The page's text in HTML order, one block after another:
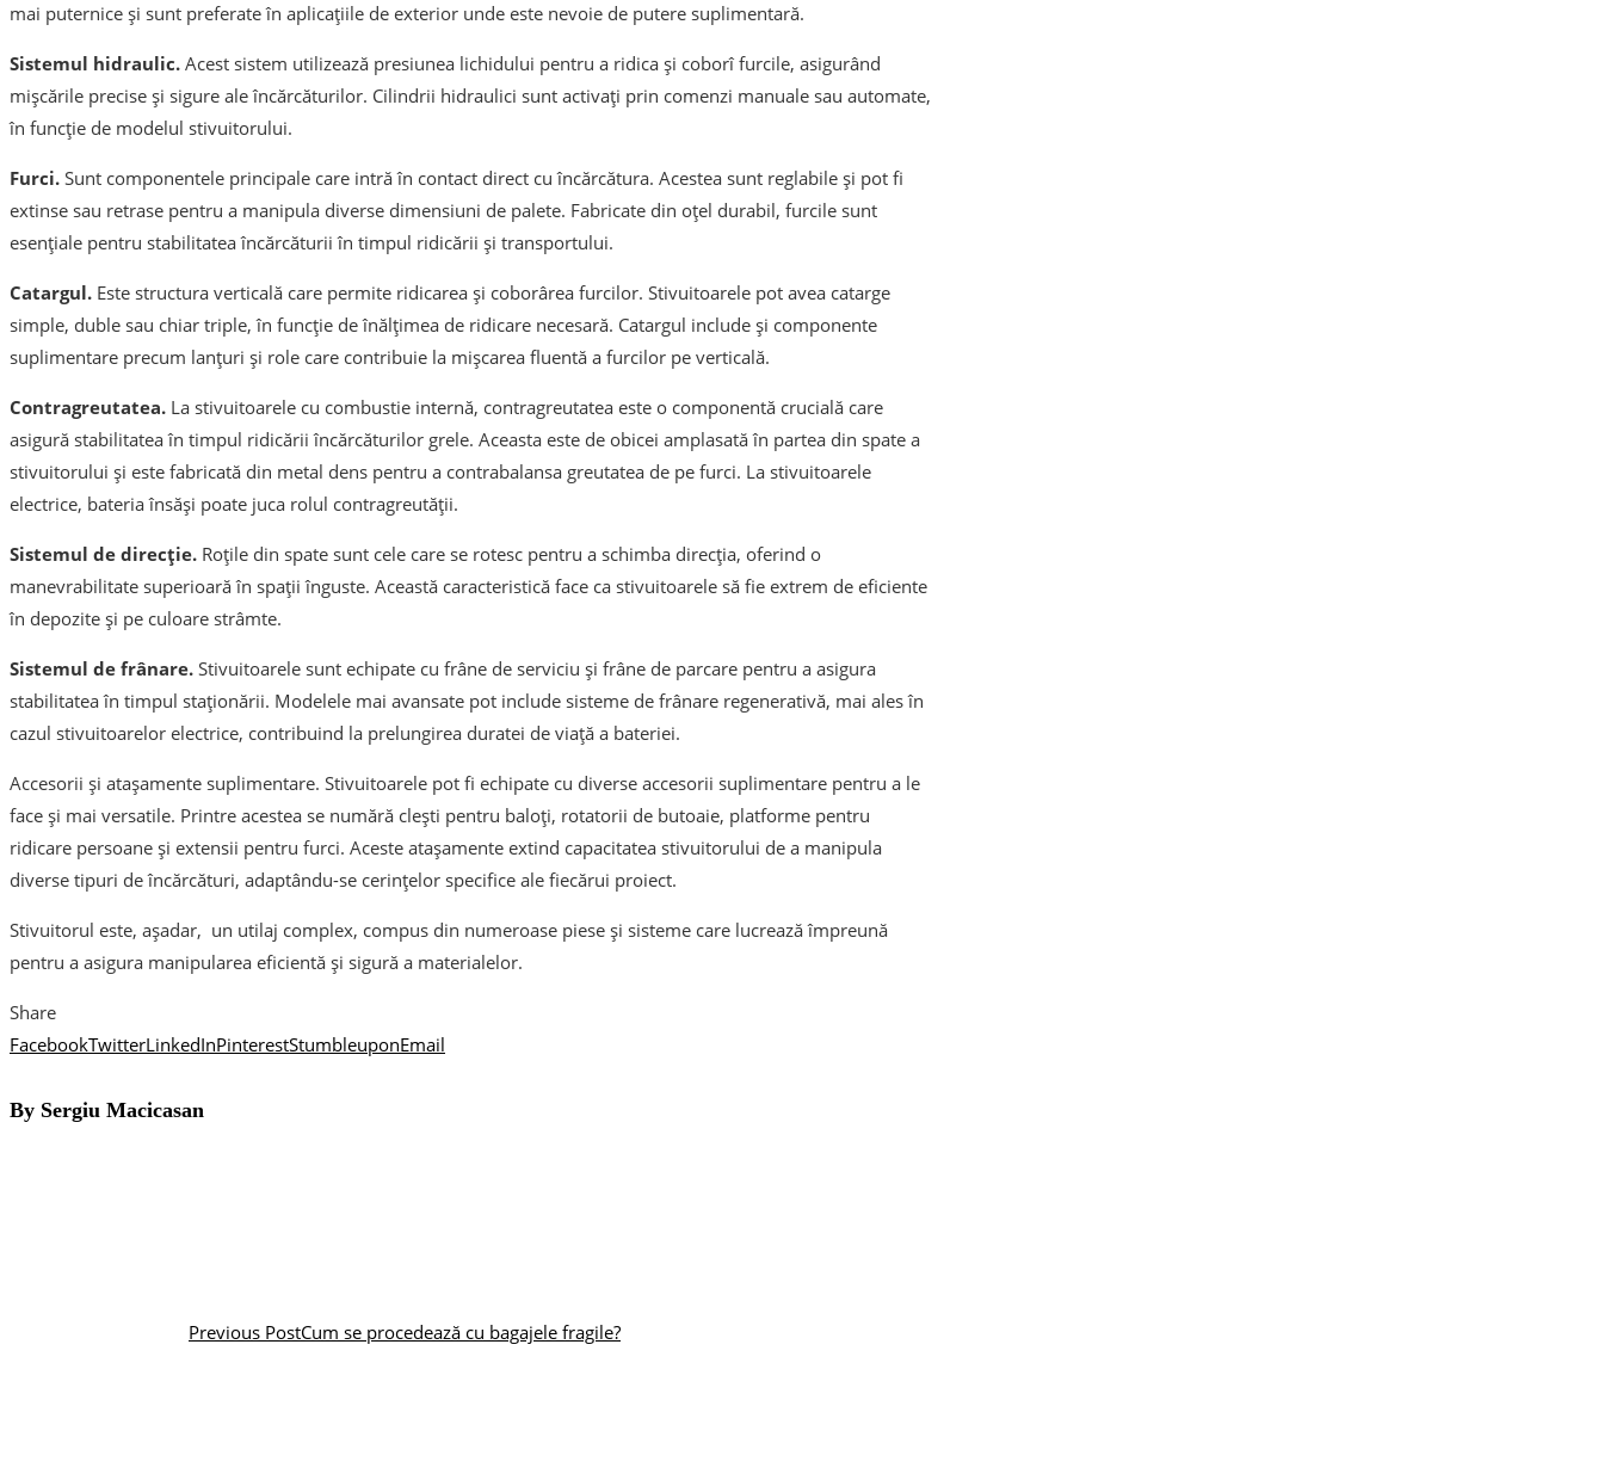
mai puternice și sunt preferate în aplicațiile de exterior unde este nevoie de putere suplimentară.
Sistemul hidraulic. Acest sistem utilizează presiunea lichidului pentru a ridica și coborî furcile, asigurând
mișcările precise și sigure ale încărcăturilor. Cilindrii hidraulici sunt activați prin comenzi manuale sau automate,
în funcție de modelul stivuitorului.
Furci. Sunt componentele principale care intră în contact direct cu încărcătura. Acestea sunt reglabile și pot fi
extinse sau retrase pentru a manipula diverse dimensiuni de palete. Fabricate din oțel durabil, furcile sunt
esențiale pentru stabilitatea încărcăturii în timpul ridicării și transportului.
Catargul. Este structura verticală care permite ridicarea și coborârea furcilor. Stivuitoarele pot avea catarge
simple, duble sau chiar triple, în funcție de înălțimea de ridicare necesară. Catargul include și componente
suplimentare precum lanțuri și role care contribuie la mișcarea fluentă a furcilor pe verticală.
Contragreutatea. La stivuitoarele cu combustie internă, contragreutatea este o componentă crucială care
asigură stabilitatea în timpul ridicării încărcăturilor grele. Aceasta este de obicei amplasată în partea din spate a
stivuitorului și este fabricată din metal dens pentru a contrabalansa greutatea de pe furci. La stivuitoarele
electrice, bateria însăși poate juca rolul contragreutății.
Sistemul de direcție. Roțile din spate sunt cele care se rotesc pentru a schimba direcția, oferind o
manevrabilitate superioară în spații înguste. Această caracteristică face ca stivuitoarele să fie extrem de eficiente
în depozite și pe culoare strâmte.
Sistemul de frânare. Stivuitoarele sunt echipate cu frâne de serviciu și frâne de parcare pentru a asigura
stabilitatea în timpul staționării. Modelele mai avansate pot include sisteme de frânare regenerativă, mai ales în
cazul stivuitoarelor electrice, contribuind la prelungirea duratei de viață a bateriei.
Accesorii și atașamente suplimentare. Stivuitoarele pot fi echipate cu diverse accesorii suplimentare pentru a le
face și mai versatile. Printre acestea se numără clești pentru baloți, rotatorii de butoaie, platforme pentru
ridicare persoane și extensii pentru furci. Aceste atașamente extind capacitatea stivuitorului de a manipula
diverse tipuri de încărcături, adaptându-se cerințelor specifice ale fiecărui proiect.
Stivuitorul este, așadar, un utilaj complex, compus din numeroase piese și sisteme care lucrează împreună
pentru a asigura manipularea eficientă și sigură a materialelor.
Share
FacebookTwitterLinkedInPinterestStumbleuponEmail
By Sergiu Macicasan
Previous PostCum se procedează cu bagajele fragile?